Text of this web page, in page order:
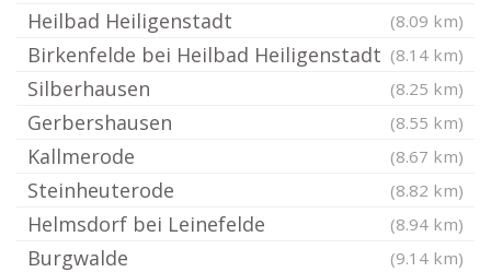
Heilbad Heiligenstadt (8.09 km)
Birkenfelde bei Heilbad Heiligenstadt (8.14 km)
Silberhausen (8.25 km)
Gerbershausen (8.55 km)
Kallmerode (8.67 km)
Steinheuterode (8.82 km)
Helmsdorf bei Leinefelde (8.94 km)
Burgwalde (9.14 km)